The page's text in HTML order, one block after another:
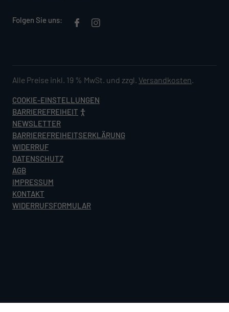
Folgen Sie uns:
Alle Preise inkl. 19 % MwSt. und zzgl. Versandkosten.
COOKIE-EINSTELLUNGEN
BARRIEREFREIHEIT
NEWSLETTER
BARRIEREFREIHEITSERKLÄRUNG
WIDERRUF
DATENSCHUTZ
AGB
IMPRESSUM
KONTAKT
WIDERRUFSFORMULAR